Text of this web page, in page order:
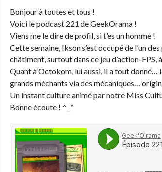
Bonjour à toutes et tous !
Voici le podcast 221 de GeekOrama !
Viens me le dire de profil, si t’es un homme !
Cette semaine, Ikson s’est occupé de l’un
châtiment, surtout dans ce jeu d’action-FPS,
Quant à Octokom, lui aussi, il a tout donné…
grands méchants via des mécaniques…
Un instant culture animé par notre Miss
Bonne écoute ! ^_^